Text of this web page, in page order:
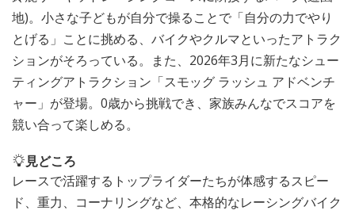
地)。小さな子どもが自分で操ることで「自分の力でやり
とげる」ことに挑める、バイクやクルマといったアトラク
ションがそろっている。また、2026年3月に新たなシュー
ティングアトラクション「スモッグ ラッシュ アドベンチ
ャー」が登場。0歳から挑戦でき、家族みんなでスコアを
競い合って楽しめる。
見どころ
レースで活躍するトップライダーたちが体感するスピー
ド、重力、コーナリングなど、本格的なレーシングバイク